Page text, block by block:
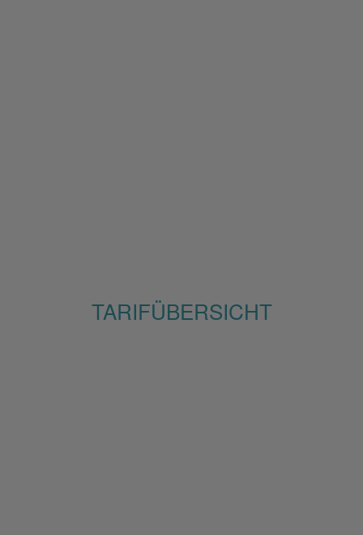
TARIFÜBERSICHT